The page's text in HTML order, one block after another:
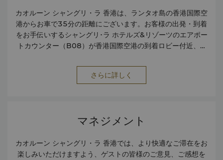
カオルーン シャングリ・ラ 香港は、ランタオ島の香港国際空
港からお車で35分の距離にございます。お客様の出発・到着
をお手伝いするシャングリ･ラ ホテルズ&リゾーツのエアポー
トカウンター（B08）が香港国際空港の到着ロビー付近、B
さらに詳しく
マネジメント
カオルーン シャングリ・ラ 香港では、より快適なご滞在をお
楽しみいただけますよう、ゲストの皆様のご意見、ご感想を